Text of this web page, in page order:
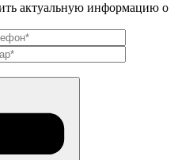
актуальную информацию о